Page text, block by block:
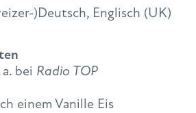
)Deutsch, Englisch (UK)
bei Radio TOP
einem Vanille Eis